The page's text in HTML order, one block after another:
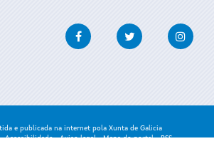
FacebookTwitter
e publicada na internet pola Xunta de Galicia
-Accesibilidade -Aviso legal -Mapa do portal -RSS